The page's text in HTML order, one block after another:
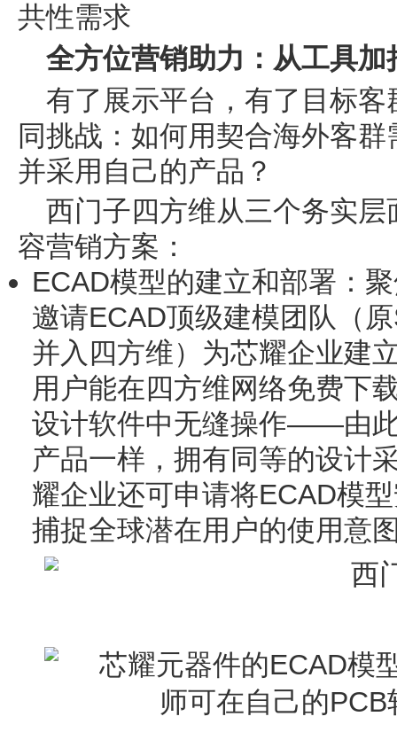
共性需求
全方位营销助力：从工具
有了展示平台，有了目标
同挑战：如何用契合海外客
并采用自己的产品？
西门子四方维从三个务实
容营销方案：
ECAD模型的建立和部署 ：
邀请ECAD顶级建模团队（
并入四方维）为芯耀企业建
用户能在四方维网络免费下
设计软件中无缝操作——由
产品一样，拥有同等的设计
耀企业还可申请将ECAD模
捕捉全球潜在用户的使用意